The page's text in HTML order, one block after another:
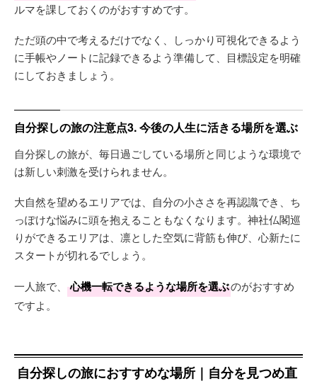
ルマを課しておくのがおすすめです。
ただ頭の中で考えるだけでなく、しっかり可視化できるよう
に手帳やノートに記録できるよう準備して、目標設定を明確
にしておきましょう。
自分探しの旅の注意点3. 今後の人生に活きる場所を選ぶ
自分探しの旅が、毎日過ごしている場所と同じような環境で
は新しい刺激を受けられません。
大自然を望めるエリアでは、自分の小ささを再認識でき、ち
っぽけな悩みに頭を抱えることもなくなります。神社仏閣巡
りができるエリアは、凛とした空気に背筋も伸び、心新たに
スタートが切れるでしょう。
一人旅で、 心機一転できるような場所を選ぶのがおすすめ
ですよ。
自分探しの旅におすすめな場所｜自分を見つめ直